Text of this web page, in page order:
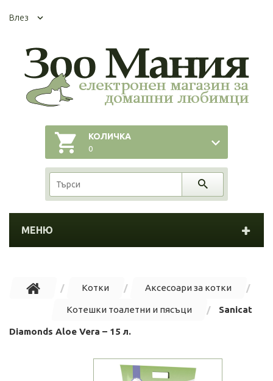
Влез
КОЛИЧКА
0
МЕНЮ
Котки Аксесоари за котки
Котешки тоалетни и пясъци Sanicat
Diamonds Aloe Vera – 15 л.